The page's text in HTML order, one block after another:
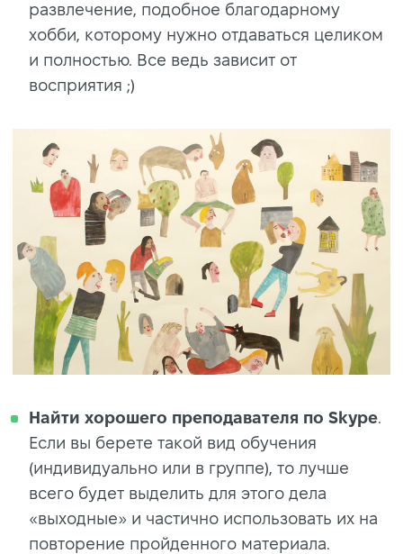
развлечение, подобное благодарному
хобби, которому нужно отдаваться целиком
и полностью. Все ведь зависит от
восприятия ;)
Найти хорошего преподавателя по Skype.
Если вы берете такой вид обучения
(индивидуально или в группе), то лучше
всего будет выделить для этого дела
«выходные» и частично использовать их на
повторение пройденного материала.